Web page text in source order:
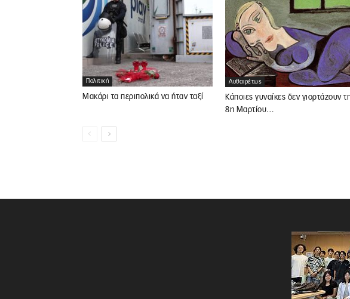
Πολιτική
Μακάρι τα περιπολικά να ήταν ταξί
Αυθαιρέτως
Κάποιες γυναίκες δεν γιορτάζουν
8η Μαρτίου…